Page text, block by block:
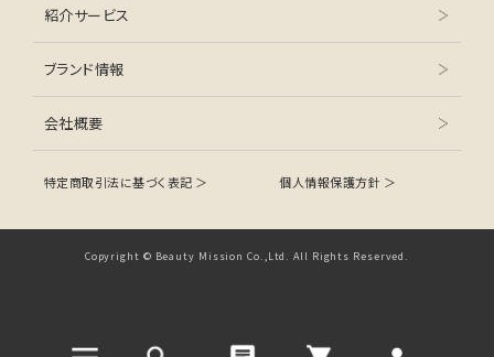
紹介サービス
ブランド情報
会社概要
特定商取引法に基づく表記 ＞ 個人情報保護方針 ＞
Copyright © Beauty Mission Co.,Ltd. All Rights Reserved.